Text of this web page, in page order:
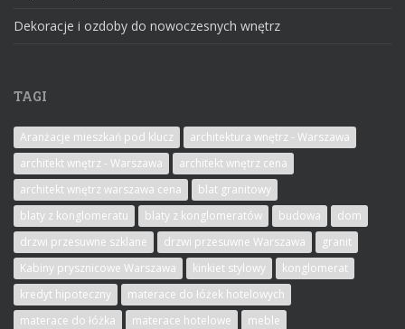
Dekoracje i ozdoby do nowoczesnych wnętrz
TAGI
Aranżacje mieszkań pod klucz
architektura wnętrz - Warszawa
architekt wnętrz - Warszawa
architekt wnętrz cena
architekt wnętrz warszawa cena
blat granitowy
blaty z konglomeratu
blaty z konglomeratów budowa
dom
drzwi przesuwne szklane
drzwi przesuwne Warszawa
granit
Kabiny prysznicowe Warszawa
kinkiet stylowy
konglomerat
kredyt hipoteczny
materace do łóżek hotelowych
materace do łóżka
materace hotelowe
meble